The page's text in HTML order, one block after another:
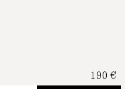
190 €